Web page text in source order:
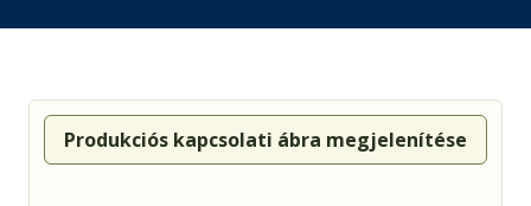
Produkciós kapcsolati ábra megjelenítése